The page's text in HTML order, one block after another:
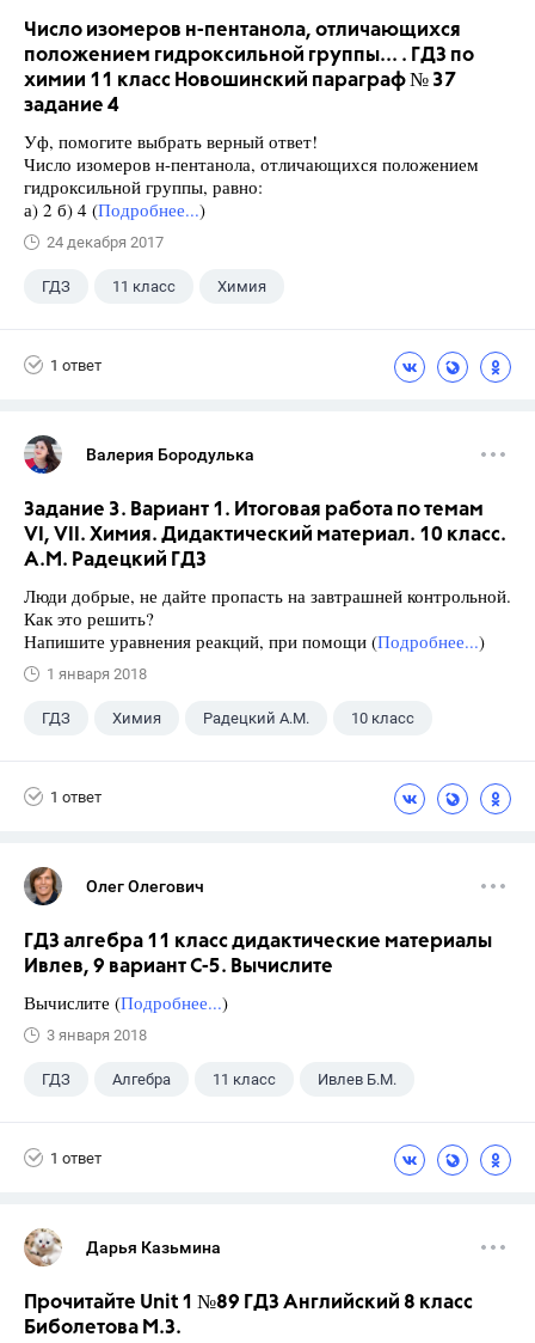
Число изомеров н-пентанола, отличающихся
положением гидроксильной группы... . ГДЗ по
химии 11 класс Новошинский параграф № 37
задание 4
Уф, помогите выбрать верный ответ!
Число изомеров н-пентанола, отличающихся положением
гидроксильной группы, равно:
а) 2 б) 4 (Подробнее...)
24 декабря 2017
ГДЗ 11 класс Химия
1 ответ
Валерия Бородулька
Задание 3. Вариант 1. Итоговая работа по темам
VI, VII. Химия. Дидактический материал. 10 класс.
А.М. Радецкий ГДЗ
Люди добрые, не дайте пропасть на завтрашней контрольной.
Как это решить?
Напишите уравнения реакций, при помощи (Подробнее...)
1 января 2018
ГДЗ Химия Радецкий А.М. 10 класс
1 ответ
Олег Олегович
ГДЗ алгебра 11 класс дидактические материалы
Ивлев, 9 вариант С-5. Вычислите
Вычислите (Подробнее...)
3 января 2018
ГДЗ Алгебра 11 класс Ивлев Б.М.
1 ответ
Дарья Казьмина
Прочитайте Unit 1 №89 ГДЗ Английский 8 класс
Биболетова М.З.